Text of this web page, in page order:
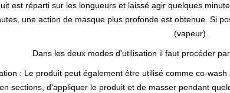
est réparti sur les longueurs et laissé agir quelques
une action de masque plus profonde est obtenue. Si
(vapeur).
Dans les deux modes d'utilisation il faut procéder
: Le produit peut également être utilisé comme co-
sections, d'appliquer le produit et de masser pendant